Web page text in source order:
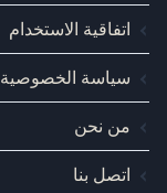
اتفاقية الاستخدام
سياسة الخصوصية
من نحن
اتصل بنا